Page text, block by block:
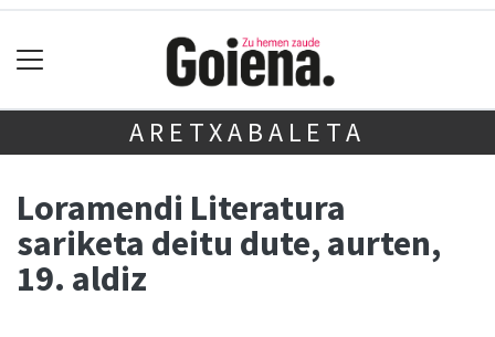
ARETXABALETA
Loramendi Literatura
sariketa deitu dute, aurten,
19. aldiz